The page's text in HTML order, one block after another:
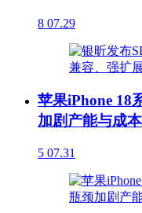
8 07.29
苹果iPhone 18
加剧产能与成
5 07.31